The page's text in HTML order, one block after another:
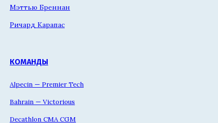
Мэттью Бреннан
Ричард Карапас
КОМАНДЫ
Alpecin — Premier Tech
Bahrain — Victorious
Decathlon CMA CGM